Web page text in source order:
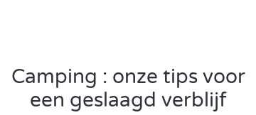
gratis miniclubsvan de camping. Het is de ideale plek
om een heleboel nieuwe activiteiten in de openlucht
te ontdekken!
Camping : onze tips voor
een geslaagd verblijf